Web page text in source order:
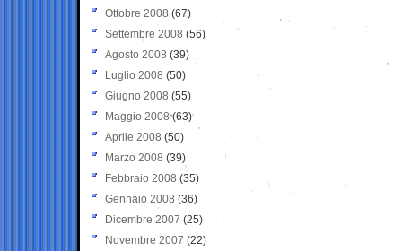
Ottobre 2008 (67)
Settembre 2008 (56)
Agosto 2008 (39)
Luglio 2008 (50)
Giugno 2008 (55)
Maggio 2008(63)
Aprile 2008 (50)
Marzo 2008 (39)
Febbraio 2008 (35)
Gennaio 2008 (36)
Dicembre 2007 (25)
Novembre 2007 (22)